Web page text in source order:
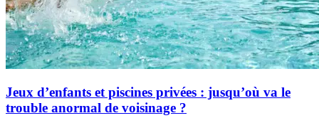
Jeux d’enfants et piscines privées : jusqu’où va le
trouble anormal de voisinage ?